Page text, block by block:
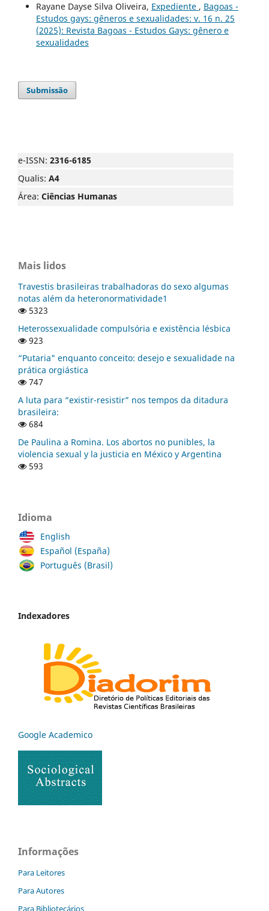
Rayane Dayse Silva Oliveira, Expediente , Bagoas -
Estudos gays: gêneros e sexualidades: v. 16 n. 25
(2025): Revista Bagoas - Estudos Gays: gênero e
sexualidades
Submissão
e-ISSN: 2316-6185
Qualis: A4
Área: Ciências Humanas
Mais lidos
Travestis brasileiras trabalhadoras do sexo algumas
notas além da heteronormatividade1
5323
Heterossexualidade compulsória e existência lésbica
923
“Putaria" enquanto conceito: desejo e sexualidade na
prática orgiástica
747
A luta para “existir-resistir” nos tempos da ditadura
brasileira:
684
De Paulina a Romina. Los abortos no punibles, la
violencia sexual y la justicia en México y Argentina
593
Idioma
English
Español (España)
Português (Brasil)
Indexadores
Google Academico
Informações
Para Leitores
Para Autores
Para Bibliotecários